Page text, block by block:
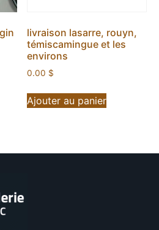
livraison lasarre, rouyn,
témiscamingue et les
environs
0.00 $
Ajouter au panier